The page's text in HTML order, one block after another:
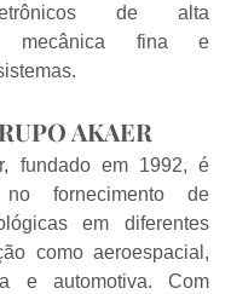
de alta
mecânica fina e
AKAER
fundado em 1992, é
no fornecimento de
em diferentes
como aeroespacial,
e automotiva. Com